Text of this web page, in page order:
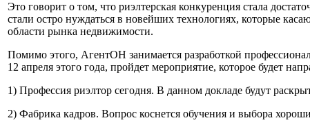
Это говорит о том, что риэлтерская конкуренция стала
стали остро нуждаться в новейших технологиях, которые
области рынка недвижимости.
Помимо этого, АгентОН занимается разработкой
12 апреля этого года, пройдет мероприятие, которое будет
1) Профессия риэлтор сегодня. В данном докладе будут
2) Фабрика кадров. Вопрос коснется обучения и выбора